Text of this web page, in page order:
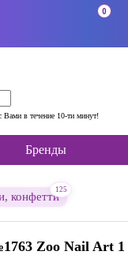
Вами в течение 10-ти минут!
0
Бренды
конфетти
125
Zoo Nail Art 1